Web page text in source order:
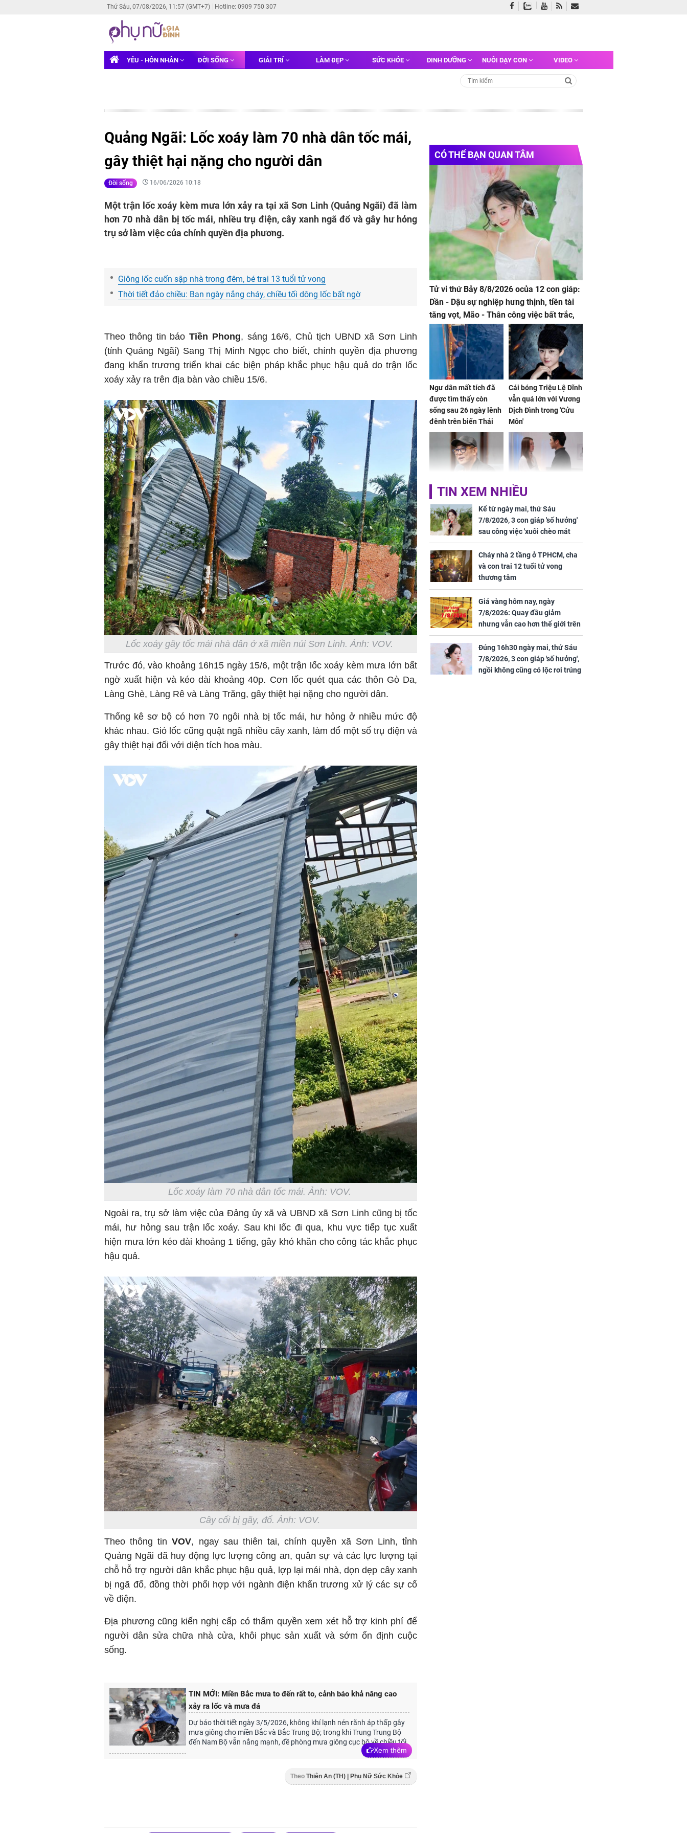
Thứ Sáu, 07/08/2026, 11:57 (GMT+7) Hotline: 0909 750 307
YÊU - HÔN NHÂN ĐỜI SỐNG GIẢI TRÍ LÀM ĐẸP SỨC KHỎE DINH DƯỠNG NUÔI DẠY CON VIDEO
Quảng Ngãi: Lốc xoáy làm 70 nhà dân tốc mái,
gây thiệt hại nặng cho người dân
Đời sống 16/06/2026 10:18
Một trận lốc xoáy kèm mưa lớn xảy ra tại xã Sơn Linh (Quảng Ngãi) đã làm
hơn 70 nhà dân bị tốc mái, nhiều trụ điện, cây xanh ngã đổ và gây hư hỏng
trụ sở làm việc của chính quyền địa phương.
Giông lốc cuốn sập nhà trong đêm, bé trai 13 tuổi tử vong
Thời tiết đảo chiều: Ban ngày nắng cháy, chiều tối dông lốc bất ngờ
Theo thông tin báo Tiền Phong, sáng 16/6, Chủ tịch UBND xã Sơn Linh
(tỉnh Quảng Ngãi) Sang Thị Minh Ngọc cho biết, chính quyền địa phương
đang khẩn trương triển khai các biện pháp khắc phục hậu quả do trận lốc
xoáy xảy ra trên địa bàn vào chiều 15/6.
Lốc xoáy gây tốc mái nhà dân ở xã miền núi Sơn Linh. Ảnh: VOV.
Trước đó, vào khoảng 16h15 ngày 15/6, một trận lốc xoáy kèm mưa lớn bất
ngờ xuất hiện và kéo dài khoảng 40p. Cơn lốc quét qua các thôn Gò Da,
Làng Ghè, Làng Rê và Làng Trăng, gây thiệt hại nặng cho người dân.
Thống kê sơ bộ có hơn 70 ngôi nhà bị tốc mái, hư hỏng ở nhiều mức độ
khác nhau. Gió lốc cũng quật ngã nhiều cây xanh, làm đổ một số trụ điện và
gây thiệt hại đối với diện tích hoa màu.
Lốc xoáy làm 70 nhà dân tốc mái. Ảnh: VOV.
Ngoài ra, trụ sở làm việc của Đảng ủy xã và UBND xã Sơn Linh cũng bị tốc
mái, hư hỏng sau trận lốc xoáy. Sau khi lốc đi qua, khu vực tiếp tục xuất
hiện mưa lớn kéo dài khoảng 1 tiếng, gây khó khăn cho công tác khắc phục
hậu quả.
Cây cối bị gãy, đổ. Ảnh: VOV.
Theo thông tinVOV, ngay sau thiên tai, chính quyền xã Sơn Linh, tỉnh
Quảng Ngãi đã huy động lực lượng công an, quân sự và các lực lượng tại
chỗ hỗ trợ người dân khắc phục hậu quả, lợp lại mái nhà, dọn dẹp cây xanh
bị ngã đổ, đồng thời phối hợp với ngành điện khẩn trương xử lý các sự cố
về điện.
Địa phương cũng kiến nghị cấp có thẩm quyền xem xét hỗ trợ kinh phí để
người dân sửa chữa nhà cửa, khôi phục sản xuất và sớm ổn định cuộc
sống.
TIN MỚI: Miền Bắc mưa to đến rất to, cảnh báo khả năng cao
xảy ra lốc và mưa đá
Dự báo thời tiết ngày 3/5/2026, không khí lạnh nén rãnh áp thấp gây
mưa giông cho miền Bắc và Bắc Trung Bộ; trong khi Trung Trung Bộ
đến Nam Bộ vẫn nắng mạnh, đề phòng mưa giông cục bộ về chiều tối.
Xem thêm
Theo Thiên An (TH) | Phụ Nữ Sức Khỏe
CÓ THỂ BẠN QUAN TÂM
Tử vi thứ Bảy 8/8/2026 ocủa 12 con giáp:
Dần - Dậu sự nghiệp hưng thịnh, tiền tài
tăng vọt, Mão - Thân công việc bất trắc,
tiền mất tật mang
Ngư dân mất tích đã
được tìm thấy còn
sống sau 26 ngày lênh
đênh trên biển Thái
Bình Dương
Cái bóng Triệu Lệ Dĩnh
vẫn quá lớn với Vương
Dịch Đình trong 'Cửu
Môn'
Lý Liên Kiệt lên tiếng
sau tin đồn thay tim,
cởi áo chứng minh sức
khỏe
Cô gái bị ép đi xem
mắt, nhưng vừa thấy
đối tượng mai mối thì
đỏ mặt ‘đứng hình’
không đồng hành cùng
Châu Tinh Trì, Địch Lệ
Nhiệt Ba quảng bá
TIN XEM NHIỀU
Kể từ ngày mai, thứ Sáu
7/8/2026, 3 con giáp 'số hưởng'
sau công việc 'xuôi chèo mát
mái', tiền tài 'thu về như nước',
tình duyên viên mãn
Cháy nhà 2 tầng ở TPHCM, cha
và con trai 12 tuổi tử vong
thương tâm
Giá vàng hôm nay, ngày
7/8/2026: Quay đầu giảm
nhưng vẫn cao hơn thế giới trên
7 triệu đồng
Đúng 16h30 ngày mai, thứ Sáu
7/8/2026, 3 con giáp 'số hưởng',
ngồi không cũng có lộc rơi trúng